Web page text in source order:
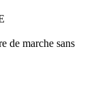
de marche sans